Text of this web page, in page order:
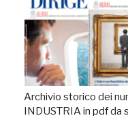
Archivio storico dei
INDUSTRIA in pdf da